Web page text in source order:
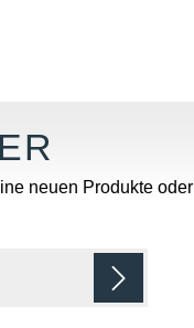
neuen Produkte oder